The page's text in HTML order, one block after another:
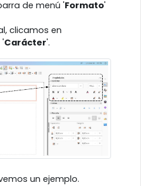
de menú 'Formato'
clicamos en
'Carácter'.
un ejemplo.